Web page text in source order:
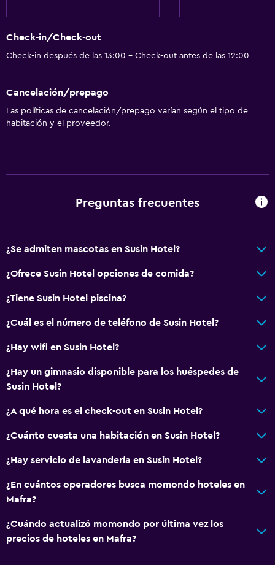
Plantas superiores accesibles por ascensor
Habitaciones familiares
Vista al jardín
Vista a punto de interés
Zona de estar
Sofá
Solárium
Vista a la ciudad
Servicios básicos
Wifi disponible en todas las instalaciones
Artículos de aseo gratis
Alarma de humo
Calefacción
Aire acondicionado
Wifi gratis
Check-in/Check-out
Check-in después de las 13:00 - Check-out antes de las 12:00
Cancelación/prepago
Las políticas de cancelación/prepago varían según el tipo de
habitación y el proveedor.
Preguntas frecuentes
¿Se admiten mascotas en Susin Hotel?
¿Ofrece Susin Hotel opciones de comida?
¿Tiene Susin Hotel piscina?
¿Cuál es el número de teléfono de Susin Hotel?
¿Hay wifi en Susin Hotel?
¿Hay un gimnasio disponible para los huéspedes de
Susin Hotel?
¿A qué hora es el check-out en Susin Hotel?
¿Cuánto cuesta una habitación en Susin Hotel?
¿Hay servicio de lavandería en Susin Hotel?
¿En cuántos operadores busca momondo hoteles en
Mafra?
¿Cuándo actualizó momondo por última vez los
precios de hoteles en Mafra?